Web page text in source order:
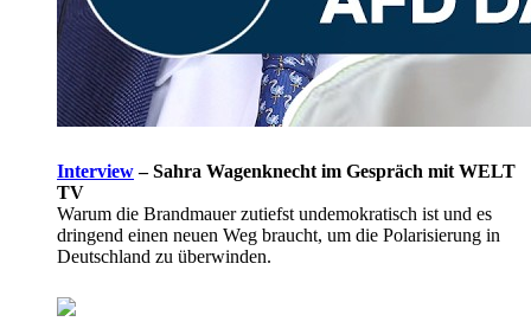
Interview– Sahra Wagenknecht im Gespräch mit WELT
TV
Warum die Brandmauer zutiefst undemokratisch ist und es
dringend einen neuen Weg braucht, um die Polarisierung in
Deutschland zu überwinden.